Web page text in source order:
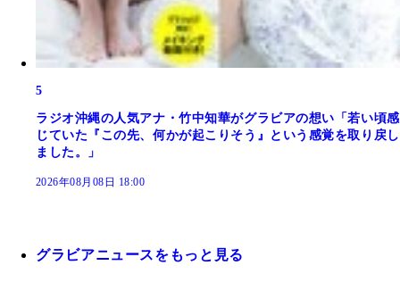
5
ラジオ沖縄の人気アナ・竹中知華がグラビアの想い「若い頃感
じていた『この先、何かが起こりそう』という感覚を取り戻し
ました。」
2026年08月08日 18:00
グラビアニュースをもっと見る